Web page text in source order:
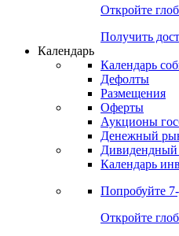
Откройте
Получить
Календарь
Календарь
Дефолты
Размещения
Оферты
Аукционы
Денежный
Дивидендный
Календарь
Попробуйте
Откройте